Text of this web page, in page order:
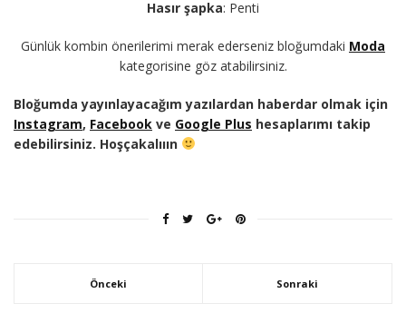
Hasır şapka: Penti
Günlük kombin önerilerimi merak ederseniz bloğumdaki Moda
kategorisine göz atabilirsiniz.
Bloğumda yayınlayacağım yazılardan haberdar olmak için
Instagram, Facebook ve Google Plus hesaplarımı takip
edebilirsiniz. Hoşçakalııın
Önceki Sonraki